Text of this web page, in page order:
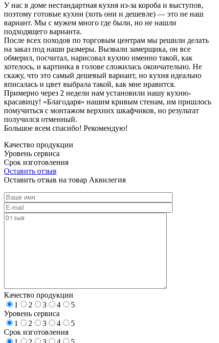
У нас в доме нестандартная кухня из-за короба и выступов,
поэтому готовые кухни (хоть они и дешевле) — это не наш
вариант. Мы с мужем много где были, но не нашли
подходящего варианта.
После всех походов по торговым центрам мы решили делать
на заказ под наши размеры. Вызвали замерщика, он все
обмерил, посчитал, нарисовал кухню именно такой, как
хотелось, и картинка в голове сложилась окончательно. Не
скажу, что это самый дешевый вариант, но кухня идеально
вписалась и цвет выбрала такой, как мне нравится.
Примерно через 2 недели нам установили нашу кухню-
красавицу! «Благодаря» нашим кривым стенам, им пришлось
помучиться с монтажом верхних шкафчиков, но результат
получился отменный.
Большое всем спасибо! Рекомендую!
Качество продукции
Уровень сервиса
Срок изготовления
Оставить отзыв
Оставить отзыв на товар Аквилегия
Качество продукции
1
2 3 4
5
Уровень сервиса
1
2 3 4
5
Срок изготовления